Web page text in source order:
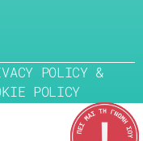
POLICY &
POLICY